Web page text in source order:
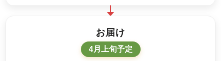
お届け
4月上旬予定